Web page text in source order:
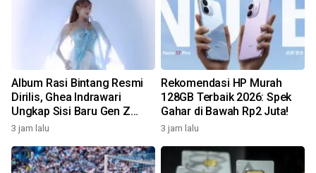
Album Rasi Bintang Resmi
Dirilis, Ghea Indrawari
Ungkap Sisi Baru Gen Z
Lewat 9 Lagu!
3 jam lalu
Rekomendasi HP Murah
128GB Terbaik 2026: Spek
Gahar di Bawah Rp2 Juta!
3 jam lalu